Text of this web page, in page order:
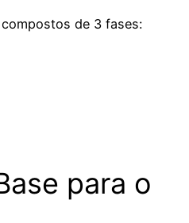
de 3 fases:
para o